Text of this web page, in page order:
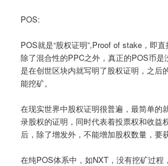
POS:
POS就是“股权证明”,Proof of stake，即直
除了混合性的PPC之外，真正的POS币是
是在创世区块内就写明了股权证明，之后
能挖矿。
在现实世界中股权证明很普遍，最简单的
录股权的证明，同时代表着投票权和收益
后，除了增发外，不能增加股权数量，要
在纯POS体系中，如NXT，没有挖矿过程